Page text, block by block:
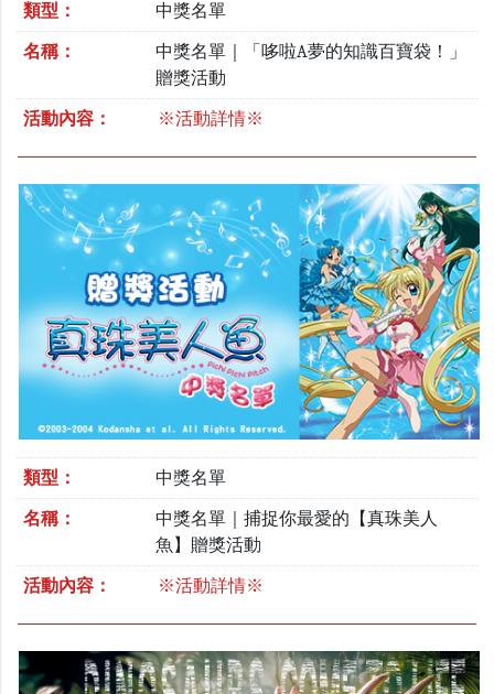
類型： 中獎名單
名稱：
中獎名單｜「哆啦A夢的知識百寶袋！」
贈獎活動
活動內容： ※活動詳情※
類型： 中獎名單
名稱：
中獎名單｜捕捉你最愛的【真珠美人
魚】贈獎活動
活動內容： ※活動詳情※